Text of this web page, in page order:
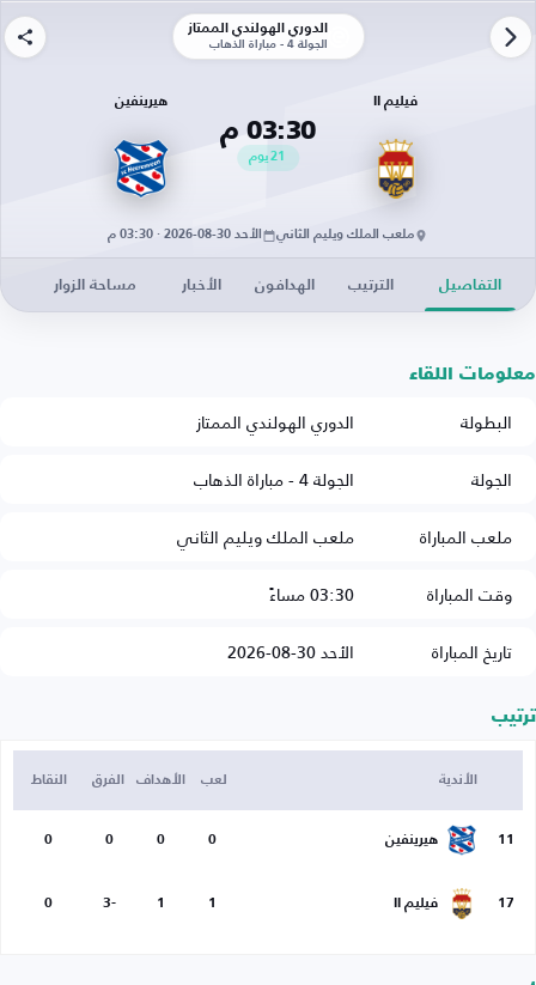
الدوري الهولندي الممتاز
الجولة 4 - مباراة الذهاب
فيليم II
03:30 م
21يوم
هيرينفين
ملعب الملك ويليم الثاني الأحد 30-08-2026 · 03:30 م
التفاصيل الترتيب الهدافون الأخبار مساحة الزوار
معلومات اللقاء
البطولة
الدوري الهولندي الممتاز
الجولة
الجولة 4 - مباراة الذهاب
ملعب المباراة
ملعب الملك ويليم الثاني
وقت المباراة
03:30 مساءً
تاريخ المباراة
الأحد 30-08-2026
ترتيب
الأندية لعب الأهداف الفرق النقاط
11 هيرينفين 0
0
0
0
17 فيليم II 1
1
-3
0